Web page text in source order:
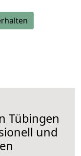
Tübingen
und